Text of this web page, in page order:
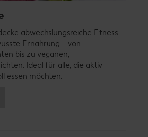
abwechslungsreiche Fitness-
Ernährung – von
bis zu veganen,
Ideal für alle, die aktiv
essen möchten.